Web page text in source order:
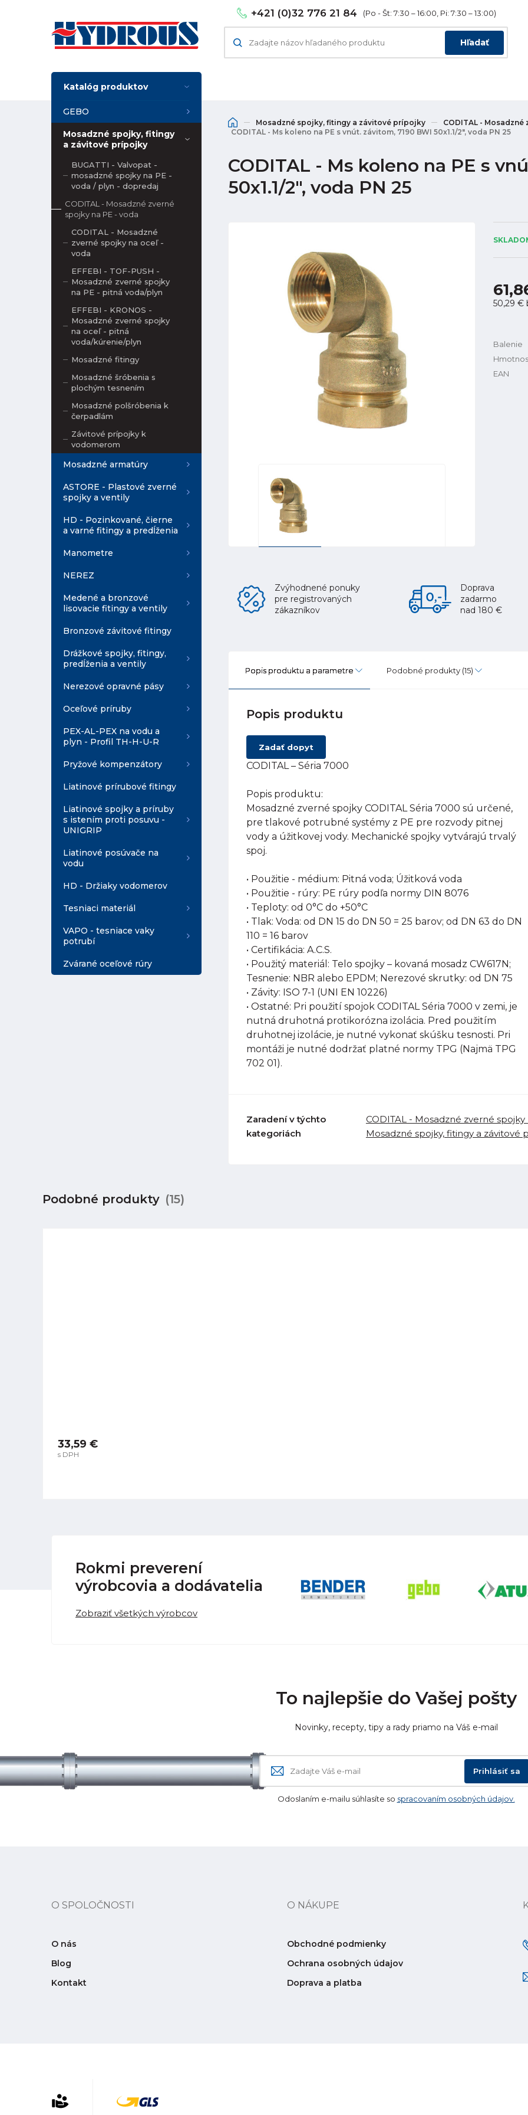
+421 (0)32 776 21 84 (Po - Št: 7:30 – 16:00, Pi: 7:30 – 13:00)
Hľadať
Katalóg produktov
GEBO
Mosadzné spojky, fitingy
a závitové prípojky
BUGATTI - Valvopat -
mosadzné spojky na PE -
voda / plyn - dopredaj
CODITAL - Mosadzné zverné
spojky na PE - voda
CODITAL - Mosadzné
zverné spojky na oceľ -
voda
EFFEBI - TOF-PUSH -
Mosadzné zverné spojky
na PE - pitná voda/plyn
EFFEBI - KRONOS -
Mosadzné zverné spojky
na oceľ - pitná
voda/kúrenie/plyn
Mosadzné fitingy
Mosadzné šróbenia s
plochým tesnením
Mosadzné polšróbenia k
čerpadlám
Závitové prípojky k
vodomerom
Mosadzné armatúry
ASTORE - Plastové zverné
spojky a ventily
HD - Pozinkované, čierne
a varné fitingy a predĺženia
Manometre
NEREZ
Medené a bronzové
lisovacie fitingy a ventily
Bronzové závitové fitingy
Drážkové spojky, fitingy,
predĺženia a ventily
Nerezové opravné pásy
Oceľové príruby
PEX-AL-PEX na vodu a
plyn - Profil TH-H-U-R
Pryžové kompenzátory
Liatinové prírubové fitingy
Liatinové spojky a príruby
s istením proti posuvu -
UNIGRIP
Liatinové posúvače na
vodu
HD - Držiaky vodomerov
Tesniaci materiál
VAPO - tesniace vaky
potrubí
Zvárané oceľové rúry
Mosadzné spojky, fitingy a závitové prípojky
CODITAL - Mosadzné
CODITAL - Ms koleno na PE s vnút. závitom, 7190 BWI 50x1.1/2", voda PN 25
CODITAL - Ms koleno na PE s
50x1.1/2", voda PN 25
50,29 €
Balenie
EAN
Zvýhodnené ponuky
pre registrovaných
zákazníkov
Doprava
zadarmo
nad 180 €
Popis produktu a parametre Podobné produkty (15)
Popis produktu
Zadať dopyt
CODITAL – Séria 7000
Popis produktu:
Mosadzné zverné spojky CODITAL Séria 7000 sú určené,
pre tlakové potrubné systémy z PE pre rozvody pitnej
vody a úžitkovej vody. Mechanické spojky vytvárajú trvalý
spoj.
• Použitie - médium: Pitná voda; Úžitková voda
• Použitie - rúry: PE rúry podľa normy DIN 8076
• Teploty: od 0°C do +50°C
• Tlak: Voda: od DN 15 do DN 50 = 25 barov; od DN 63 do DN
110 = 16 barov
• Certifikácia: A.C.S.
• Použitý materiál: Telo spojky – kovaná mosadz CW617N;
Tesnenie: NBR alebo EPDM; Nerezové skrutky: od DN 75
• Závity: ISO 7-1 (UNI EN 10226)
• Ostatné: Pri použití spojok CODITAL Séria 7000 v zemi, je
nutná druhotná protikorózna izolácia. Pred použitím
druhotnej izolácie, je nutné vykonať skúšku tesnosti. Pri
montáži je nutné dodržať platné normy TPG (Najmä TPG
702 01).
Zaradení v týchto
kategoriách
CODITAL - Mosadzné zverné spojky
Mosadzné spojky, fitingy a závitové
Podobné produkty (15)
33,59 €
s DPH
Rokmi preverení
výrobcovia a dodávatelia
Zobraziť všetkých výrobcov
To najlepšie do Vašej pošty
Novinky, recepty, tipy a rady priamo na Váš e-mail
Prihlásiť sa
Odoslaním e-mailu súhlasíte so spracovaním osobných údajov.
O SPOLOČNOSTI
O nás
Blog
Kontakt
O NÁKUPE
Obchodné podmienky
Ochrana osobných údajov
Doprava a platba